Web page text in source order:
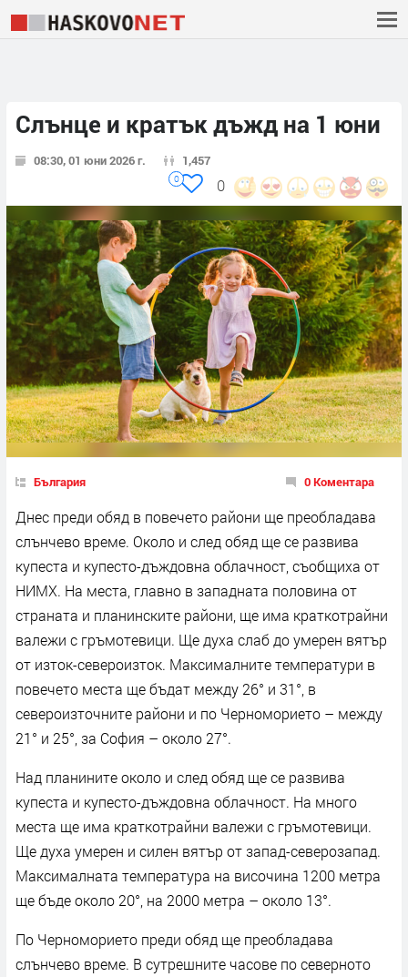
Слънце и кратък дъжд на 1 юни
08:30, 01 юни 2026 г. 1,457
0
0
България 0 Коментара
Днес преди обяд в повечето райони ще преобладава
слънчево време. Около и след обяд ще се развива
купеста и купесто-дъждовна облачност, съобщиха от
НИМХ. На места, главно в западната половина от
страната и планинските райони, ще има краткотрайни
валежи с гръмотевици. Ще духа слаб до умерен вятър
от изток-североизток. Максималните температури в
повечето места ще бъдат между 26° и 31°, в
североизточните райони и по Черноморието – между
21° и 25°, за София – около 27°.
Над планините около и след обяд ще се развива
купеста и купесто-дъждовна облачност. На много
места ще има краткотрайни валежи с гръмотевици.
Ще духа умерен и силен вятър от запад-северозапад.
Максималната температура на височина 1200 метра
ще бъде около 20°, на 2000 метра – около 13°.
По Черноморието преди обяд ще преобладава
слънчево време. В сутрешните часове по северното